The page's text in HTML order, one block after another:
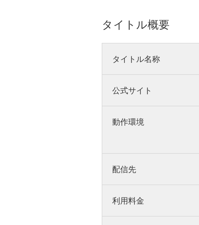
タイトル概要
タイトル名称
公式サイト
動作環境
配信先
利用料金